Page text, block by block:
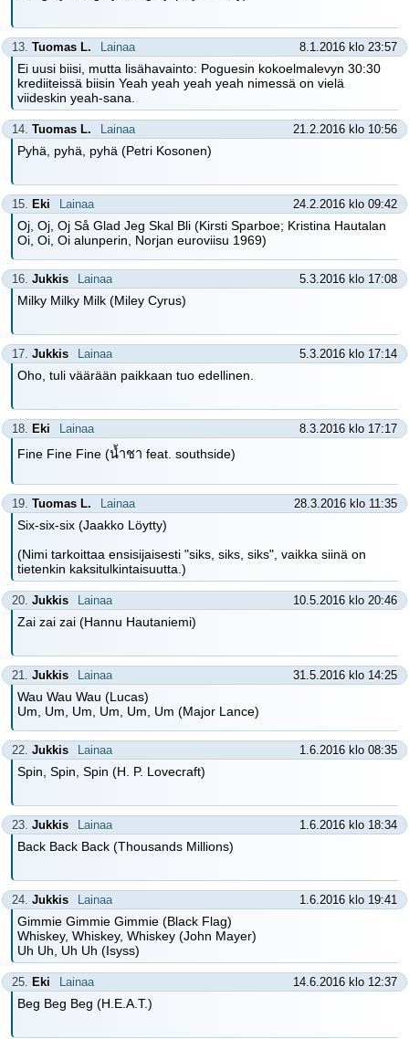
13. Tuomas L. Lainaa 8.1.2016 klo 23:57
Ei uusi biisi, mutta lisähavainto: Poguesin kokoelmalevyn 30:30
krediiteissä biisin Yeah yeah yeah yeah nimessä on vielä
viideskin yeah-sana.
14. Tuomas L. Lainaa 21.2.2016 klo 10:56
Pyhä, pyhä, pyhä (Petri Kosonen)
15. Eki Lainaa 24.2.2016 klo 09:42
Oj, Oj, Oj Så Glad Jeg Skal Bli (Kirsti Sparboe; Kristina Hautalan
Oi, Oi, Oi alunperin, Norjan euroviisu 1969)
16. Jukkis Lainaa 5.3.2016 klo 17:08
Milky Milky Milk (Miley Cyrus)
17. Jukkis Lainaa 5.3.2016 klo 17:14
Oho, tuli väärään paikkaan tuo edellinen.
18. Eki Lainaa 8.3.2016 klo 17:17
Fine Fine Fine (น้ำชา feat. southside)
19. Tuomas L. Lainaa 28.3.2016 klo 11:35
Six-six-six (Jaakko Löytty)
(Nimi tarkoittaa ensisijaisesti "siks, siks, siks", vaikka siinä on
tietenkin kaksitulkintaisuutta.)
20. Jukkis Lainaa 10.5.2016 klo 20:46
Zai zai zai (Hannu Hautaniemi)
21. Jukkis Lainaa 31.5.2016 klo 14:25
Wau Wau Wau (Lucas)
Um, Um, Um, Um, Um, Um (Major Lance)
22. Jukkis Lainaa 1.6.2016 klo 08:35
Spin, Spin, Spin (H. P. Lovecraft)
23. Jukkis Lainaa 1.6.2016 klo 18:34
Back Back Back (Thousands Millions)
24. Jukkis Lainaa 1.6.2016 klo 19:41
Gimmie Gimmie Gimmie (Black Flag)
Whiskey, Whiskey, Whiskey (John Mayer)
Uh Uh, Uh Uh (Isyss)
25. Eki Lainaa 14.6.2016 klo 12:37
Beg Beg Beg (H.E.A.T.)